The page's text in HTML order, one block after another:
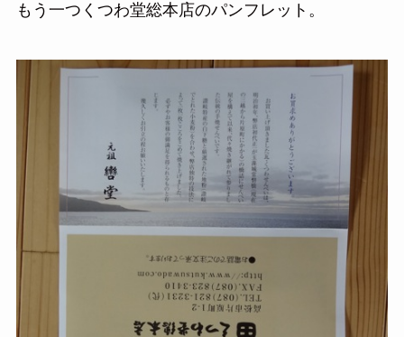
もう一つくつわ堂総本店のパンフレット。